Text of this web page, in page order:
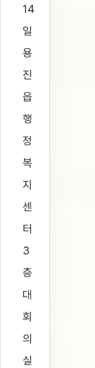
14
일
용
진
읍
행
정
복
지
센
터
3
층
대
회
의
실